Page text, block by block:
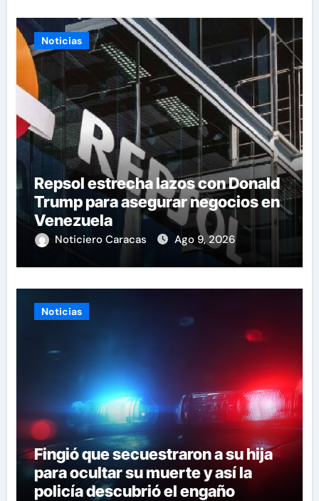
Noticias
Repsol estrecha lazos con Donald
Trump para asegurar negocios en
Venezuela
Noticiero Caracas Ago 9, 2026
Noticias
Fingió que secuestraron a su hija
para ocultar su muerte y así la
policía descubrió el engaño